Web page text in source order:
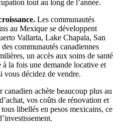
tout au long de l’année.
Les communautés
au Mexique se développent
Vallarta, Lake Chapala, San
communautés canadiennes
un accès aux soins de santé
à la fois une demande locative et
vous décidez de vendre.
canadien achète beaucoup plus au
vos coûts de rénovation et
libellés en pesos mexicains, ce